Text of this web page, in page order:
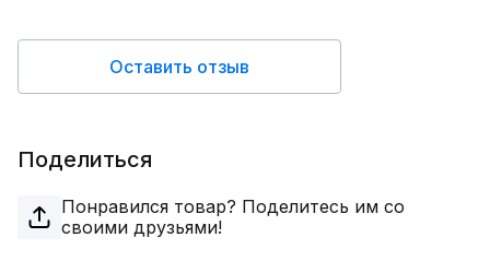
Оставить отзыв
Поделиться
Понравился товар? Поделитесь им со
своими друзьями!